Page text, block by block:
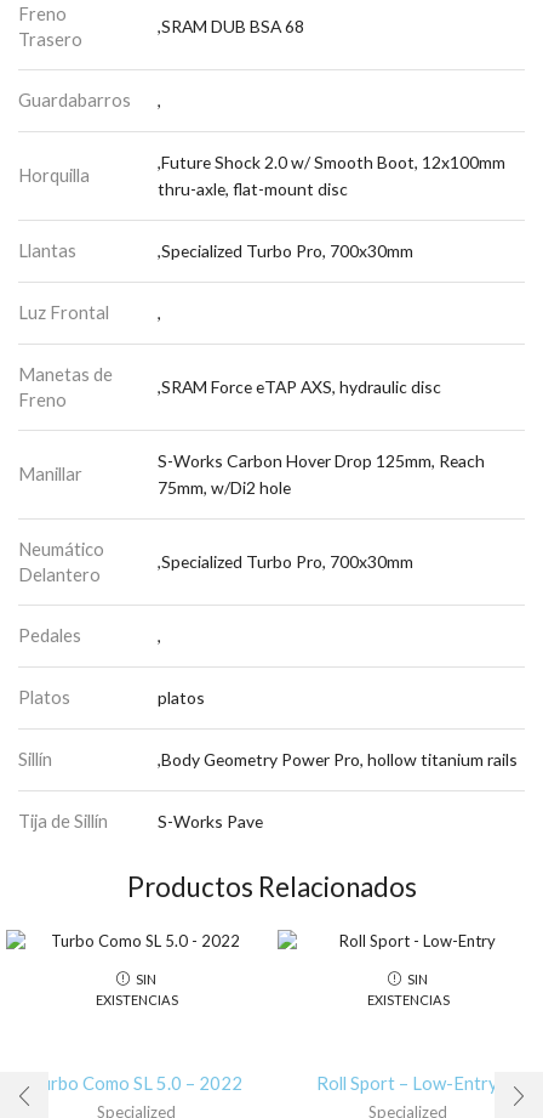
Freno
Trasero
,SRAM DUB BSA 68
Guardabarros ,
Horquilla
,Future Shock 2.0 w/ Smooth Boot, 12x100mm
thru-axle, flat-mount disc
Llantas ,Specialized Turbo Pro, 700x30mm
Luz Frontal ,
Manetas de
Freno
,SRAM Force eTAP AXS, hydraulic disc
Manillar
S-Works Carbon Hover Drop 125mm, Reach
75mm, w/Di2 hole
Neumático
Delantero
,Specialized Turbo Pro, 700x30mm
Pedales ,
Platos platos
Sillín ,Body Geometry Power Pro, hollow titanium rails
Tija de Sillín S-Works Pave
Productos Relacionados
SIN
EXISTENCIAS
Turbo Como SL 5.0 – 2022
Specialized
SIN
EXISTENCIAS
Roll Sport – Low-Entry
Specialized